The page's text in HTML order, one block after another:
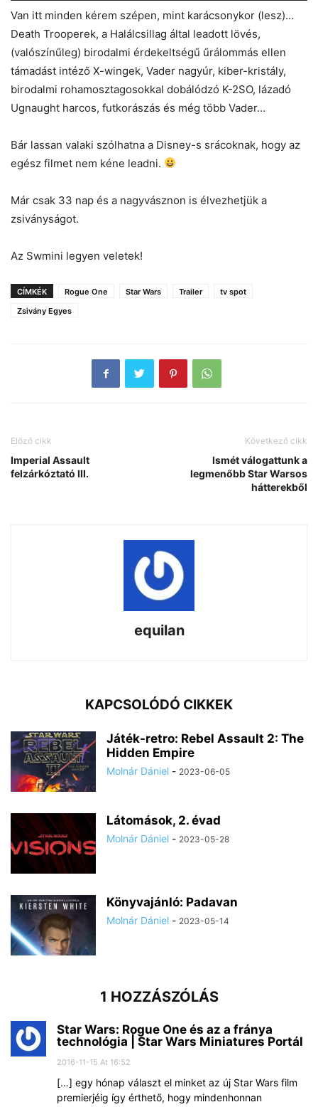
Van itt minden kérem szépen, mint karácsonykor (lesz)…
Death Trooperek, a Halálcsillag által leadott lövés,
(valószínűleg) birodalmi érdekeltségű űrálommás ellen
támadást intéző X-wingek, Vader nagyúr, kiber-kristály,
birodalmi rohamosztagosokkal dobálódzó K-2SO, lázadó
Ugnaught harcos, futkorászás és még több Vader…
Bár lassan valaki szólhatna a Disney-s srácoknak, hogy az
egész filmet nem kéne leadni.
Már csak 33 nap és a nagyvásznon is élvezhetjük a
zsiványságot.
Az Swmini legyen veletek!
CÍMKÉK Rogue One Star Wars Trailer
tv spot
Zsivány Egyes
Előző cikk
Imperial Assault
felzárkóztató III.
Következő cikk
Ismét válogattunk a
legmenőbb Star Warsos
hátterekből
equilan
KAPCSOLÓDÓ CIKKEK
Játék-retro: Rebel Assault 2: The
Hidden Empire
Molnár Dániel - 2023-06-05
Látomások, 2. évad
Molnár Dániel - 2023-05-28
Könyvajánló: Padavan
Molnár Dániel - 2023-05-14
1 HOZZÁSZÓLÁS
Star Wars: Rogue One és az a fránya
technológia | Star Wars Miniatures Portál
2016-11-15 At 16:52
[…] egy hónap választ el minket az új Star Wars film
premierjéig így érthető, hogy mindenhonnan